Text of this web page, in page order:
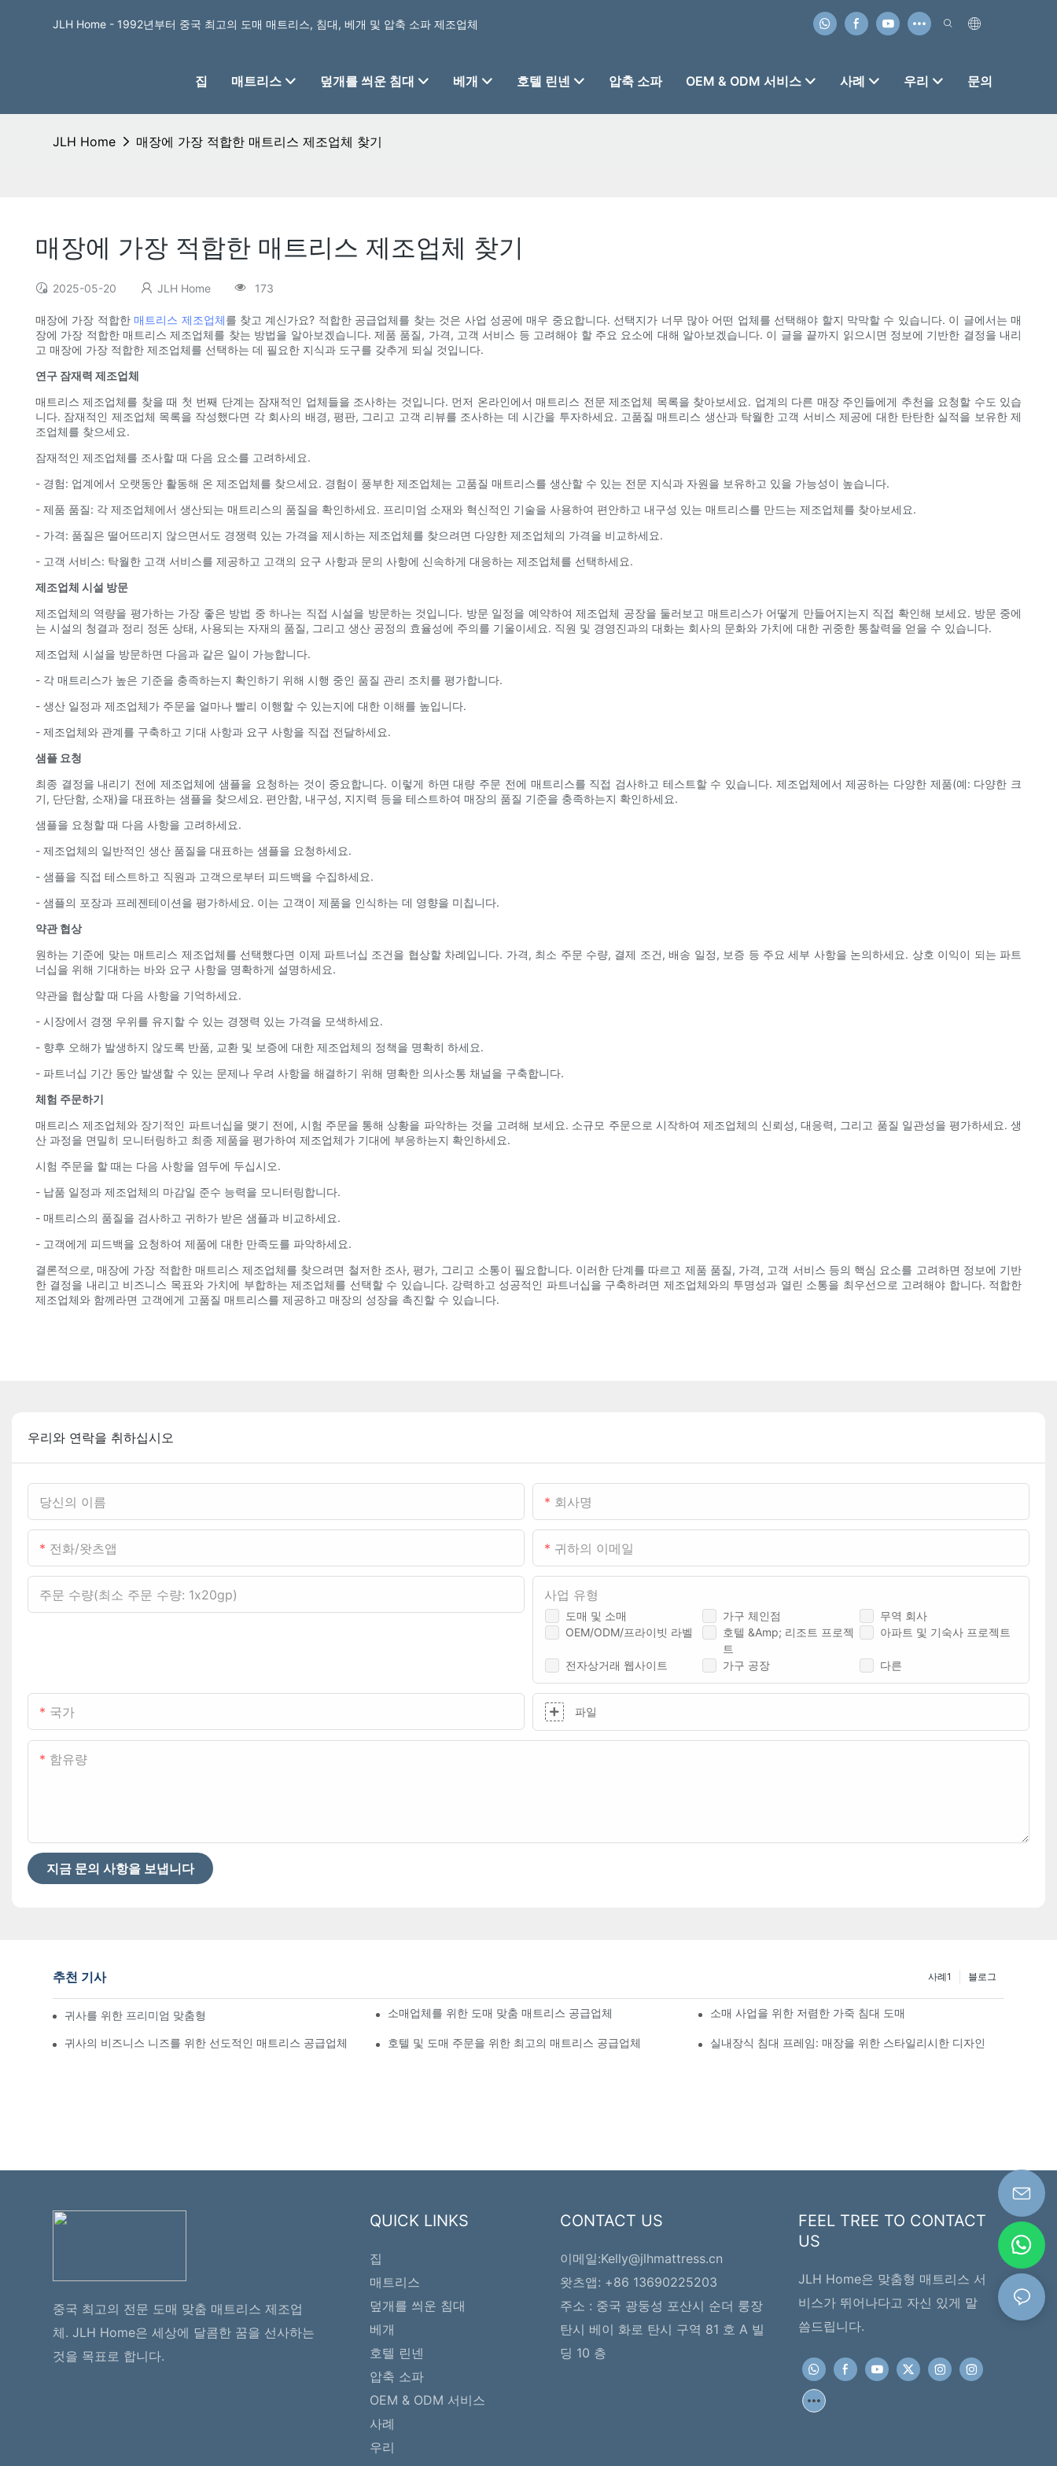
JLH Home - 1992년부터 중국 최고의 도매 매트리스, 침대, 베개 및 압축 소파 제조업체
집 매트리스 덮개를 씌운 침대 베개 호텔 린넨 압축 소파 OEM & ODM 서비스 사례 우리 문의
JLH Home 매장에 가장 적합한 매트리스 제조업체 찾기
매장에 가장 적합한 매트리스 제조업체 찾기
2025-05-20 JLH Home 173
매장에 가장 적합한매트리스 제조업체를 찾고 계신가요? 적합한 공급업체를 찾는 것은 사업 성공에 매우 중요합니다. 선택지가 너무 많아 어떤 업체를 선택해야 할지 막막할 수 있습니다. 이 글에서는 매
장에 가장 적합한 매트리스 제조업체를 찾는 방법을 알아보겠습니다. 제품 품질, 가격, 고객 서비스 등 고려해야 할 주요 요소에 대해 알아보겠습니다. 이 글을 끝까지 읽으시면 정보에 기반한 결정을 내리
고 매장에 가장 적합한 제조업체를 선택하는 데 필요한 지식과 도구를 갖추게 되실 것입니다.
연구 잠재력 제조업체
매트리스 제조업체를 찾을 때 첫 번째 단계는 잠재적인 업체들을 조사하는 것입니다. 먼저 온라인에서 매트리스 전문 제조업체 목록을 찾아보세요. 업계의 다른 매장 주인들에게 추천을 요청할 수도 있습
니다. 잠재적인 제조업체 목록을 작성했다면 각 회사의 배경, 평판, 그리고 고객 리뷰를 조사하는 데 시간을 투자하세요. 고품질 매트리스 생산과 탁월한 고객 서비스 제공에 대한 탄탄한 실적을 보유한 제
조업체를 찾으세요.
잠재적인 제조업체를 조사할 때 다음 요소를 고려하세요.
- 경험: 업계에서 오랫동안 활동해 온 제조업체를 찾으세요. 경험이 풍부한 제조업체는 고품질 매트리스를 생산할 수 있는 전문 지식과 자원을 보유하고 있을 가능성이 높습니다.
- 제품 품질: 각 제조업체에서 생산되는 매트리스의 품질을 확인하세요. 프리미엄 소재와 혁신적인 기술을 사용하여 편안하고 내구성 있는 매트리스를 만드는 제조업체를 찾아보세요.
- 가격: 품질은 떨어뜨리지 않으면서도 경쟁력 있는 가격을 제시하는 제조업체를 찾으려면 다양한 제조업체의 가격을 비교하세요.
- 고객 서비스: 탁월한 고객 서비스를 제공하고 고객의 요구 사항과 문의 사항에 신속하게 대응하는 제조업체를 선택하세요.
제조업체 시설 방문
제조업체의 역량을 평가하는 가장 좋은 방법 중 하나는 직접 시설을 방문하는 것입니다. 방문 일정을 예약하여 제조업체 공장을 둘러보고 매트리스가 어떻게 만들어지는지 직접 확인해 보세요. 방문 중에
는 시설의 청결과 정리 정돈 상태, 사용되는 자재의 품질, 그리고 생산 공정의 효율성에 주의를 기울이세요. 직원 및 경영진과의 대화는 회사의 문화와 가치에 대한 귀중한 통찰력을 얻을 수 있습니다.
제조업체 시설을 방문하면 다음과 같은 일이 가능합니다.
- 각 매트리스가 높은 기준을 충족하는지 확인하기 위해 시행 중인 품질 관리 조치를 평가합니다.
- 생산 일정과 제조업체가 주문을 얼마나 빨리 이행할 수 있는지에 대한 이해를 높입니다.
- 제조업체와 관계를 구축하고 기대 사항과 요구 사항을 직접 전달하세요.
샘플 요청
최종 결정을 내리기 전에 제조업체에 샘플을 요청하는 것이 중요합니다. 이렇게 하면 대량 주문 전에 매트리스를 직접 검사하고 테스트할 수 있습니다. 제조업체에서 제공하는 다양한 제품(예: 다양한 크
기, 단단함, 소재)을 대표하는 샘플을 찾으세요. 편안함, 내구성, 지지력 등을 테스트하여 매장의 품질 기준을 충족하는지 확인하세요.
샘플을 요청할 때 다음 사항을 고려하세요.
- 제조업체의 일반적인 생산 품질을 대표하는 샘플을 요청하세요.
- 샘플을 직접 테스트하고 직원과 고객으로부터 피드백을 수집하세요.
- 샘플의 포장과 프레젠테이션을 평가하세요. 이는 고객이 제품을 인식하는 데 영향을 미칩니다.
약관 협상
원하는 기준에 맞는 매트리스 제조업체를 선택했다면 이제 파트너십 조건을 협상할 차례입니다. 가격, 최소 주문 수량, 결제 조건, 배송 일정, 보증 등 주요 세부 사항을 논의하세요. 상호 이익이 되는 파트
너십을 위해 기대하는 바와 요구 사항을 명확하게 설명하세요.
약관을 협상할 때 다음 사항을 기억하세요.
- 시장에서 경쟁 우위를 유지할 수 있는 경쟁력 있는 가격을 모색하세요.
- 향후 오해가 발생하지 않도록 반품, 교환 및 보증에 대한 제조업체의 정책을 명확히 하세요.
- 파트너십 기간 동안 발생할 수 있는 문제나 우려 사항을 해결하기 위해 명확한 의사소통 채널을 구축합니다.
체험 주문하기
매트리스 제조업체와 장기적인 파트너십을 맺기 전에, 시험 주문을 통해 상황을 파악하는 것을 고려해 보세요. 소규모 주문으로 시작하여 제조업체의 신뢰성, 대응력, 그리고 품질 일관성을 평가하세요. 생
산 과정을 면밀히 모니터링하고 최종 제품을 평가하여 제조업체가 기대에 부응하는지 확인하세요.
시험 주문을 할 때는 다음 사항을 염두에 두십시오.
- 납품 일정과 제조업체의 마감일 준수 능력을 모니터링합니다.
- 매트리스의 품질을 검사하고 귀하가 받은 샘플과 비교하세요.
- 고객에게 피드백을 요청하여 제품에 대한 만족도를 파악하세요.
결론적으로, 매장에 가장 적합한 매트리스 제조업체를 찾으려면 철저한 조사, 평가, 그리고 소통이 필요합니다. 이러한 단계를 따르고 제품 품질, 가격, 고객 서비스 등의 핵심 요소를 고려하면 정보에 기반
한 결정을 내리고 비즈니스 목표와 가치에 부합하는 제조업체를 선택할 수 있습니다. 강력하고 성공적인 파트너십을 구축하려면 제조업체와의 투명성과 열린 소통을 최우선으로 고려해야 합니다. 적합한
제조업체와 함께라면 고객에게 고품질 매트리스를 제공하고 매장의 성장을 촉진할 수 있습니다.
우리와 연락을 취하십시오
당신의 이름 회사명
전화/왓츠앱 귀하의 이메일
주문 수량(최소 주문 수량: 1x20gp)
도매 및 소매 가구 체인점
무역 회사
OEM/ODM/프라이빗 라벨
호텔 &amp; 리조트 프로젝
트
아파트 및 기숙사 프로젝트
전자상거래 웹사이트 가구 공장 다른
사업 유형
국가 파일
함유량
지금 문의 사항을 보냅니다
추천 기사 블로그
사례1
귀사를 위한 프리미엄 맞춤형 호텔 매트리스 제조업체 소매업체를 위한 도매 맞춤 매트리스 공급업체 소매 사업을 위한 저렴한 가죽 침대 도매
귀사의 비즈니스 니즈를 위한 선도적인 매트리스 공급업체 호텔 및 도매 주문을 위한 최고의 매트리스 공급업체 실내장식 침대 프레임: 매장을 위한 스타일리시한 디자인
중국 최고의 전문 도매 맞춤 매트리스 제조업
체. JLH Home은 세상에 달콤한 꿈을 선사하는
것을 목표로 합니다.
QUICK LINKS
집
매트리스
덮개를 씌운 침대
베개
호텔 린넨
압축 소파
OEM & ODM 서비스
사례
우리
CONTACT US
이메일:Kelly@jlhmattress.cn
왓츠앱: +86 13690225203
주소 : 중국 광둥성 포산시 순더 룽장
탄시 베이 화로 탄시 구역 81 호 A 빌
딩 10 층
FEEL TREE TO CONTACT
US
JLH Home은 맞춤형 매트리스 서
비스가 뛰어나다고 자신 있게 말
씀드립니다.